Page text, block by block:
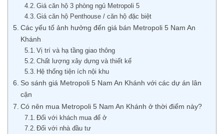
Giá căn hộ 3 phòng ngủ Metropoli 5
Giá căn hộ Penthouse / căn hộ đặc biệt
Các yếu tố ảnh hưởng đến giá bán Metropoli 5 Nam An
Khánh
Vị trí và hạ tầng giao thông
Chất lượng xây dựng và thiết kế
Hệ thống tiện ích nội khu
So sánh giá Metropoli 5 Nam An Khánh với các dự án lân
cận
Có nên mua Metropoli 5 Nam An Khánh ở thời điểm này?
Đối với khách mua để ở
Đối với nhà đầu tư